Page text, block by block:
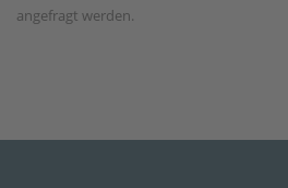
angefragt werden.